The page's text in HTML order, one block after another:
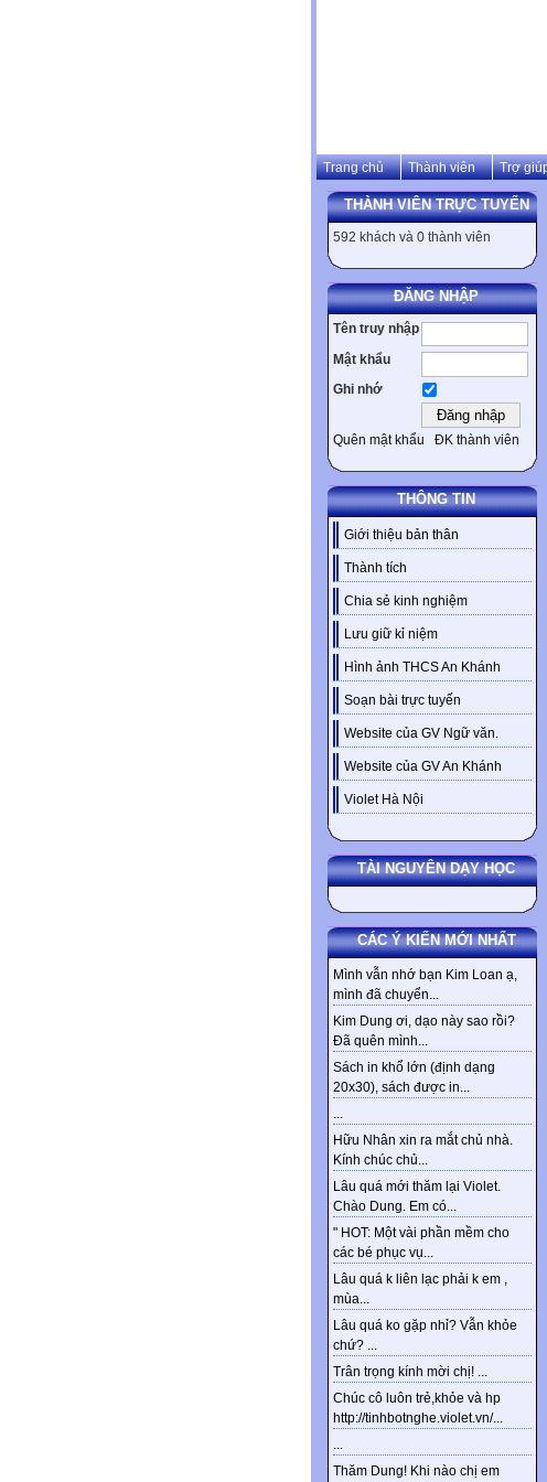
Trang chủ Thành viên Trợ
THÀNH VIÊN TRỰC TUYẾN
592 khách và 0 thành viên
ĐĂNG NHẬP
Tên truy nhập
Mật khẩu
Ghi nhớ
Quên mật khẩu ĐK thành viên
THÔNG TIN
Giới thiệu bản thân
Thành tích
Chia sẻ kinh nghiệm
Lưu giữ kỉ niệm
Hình ảnh THCS An Khánh
Soạn bài trực tuyến
Website của GV Ngữ văn.
Website của GV An Khánh
Violet Hà Nội
TÀI NGUYÊN DẠY HỌC
CÁC Ý KIẾN MỚI NHẤT
Mình vẫn nhớ bạn Kim Loan ạ,
mình đã chuyển...
Kim Dung ơi, dạo này sao rồi?
Đã quên mình...
Sách in khổ lớn (định dạng
20x30), sách được in...
...
Hữu Nhân xin ra mắt chủ nhà.
Kính chúc chủ...
Lâu quá mới thăm lại Violet.
Chào Dung. Em có...
" HOT: Một vài phần mềm cho
các bé phục vụ...
Lâu quá k liên lạc phải k em ,
mùa...
Lâu quá ko gặp nhỉ? Vẫn khỏe
chứ? ...
Trân trọng kính mời chị! ...
Chúc cô luôn trẻ,khỏe và hp
http://tinhbotnghe.violet.vn/...
...
Thăm Dung! Khi nào chị em